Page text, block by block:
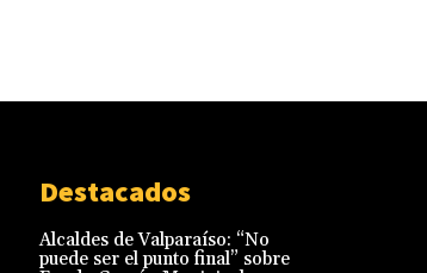
Destacados
Alcaldes de Valparaíso: “No
puede ser el punto final” sobre